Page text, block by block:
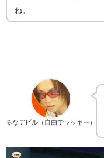
ね。
るなデビル（自由でラッキー）